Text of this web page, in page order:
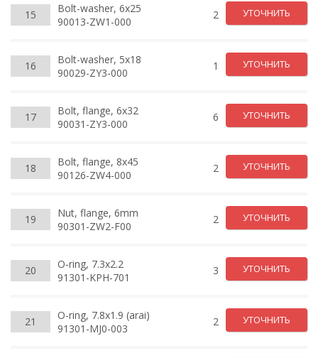
15
Bolt-washer, 6x25
90013-ZW1-000
2 УТОЧНИТЬ
16
Bolt-washer, 5x18
90029-ZY3-000
1 УТОЧНИТЬ
17
Bolt, flange, 6x32
90031-ZY3-000
6 УТОЧНИТЬ
18
Bolt, flange, 8x45
90126-ZW4-000
2 УТОЧНИТЬ
19
Nut, flange, 6mm
90301-ZW2-F00
2 УТОЧНИТЬ
20
O-ring, 7.3x2.2
91301-KPH-701
3 УТОЧНИТЬ
21
O-ring, 7.8x1.9 (arai)
91301-MJ0-003
2 УТОЧНИТЬ